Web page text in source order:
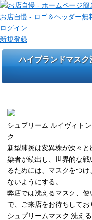
お店自慢 - ロゴ＆ヘッダー無
ログイン
新規登録
ハイブランドマス
シュプリーム ルイヴィト
ク
新型肺炎は変異株が次々
染者が続出し、世界的な
るためには、マスクをつ
ないようにする。
弊店では洗えるマスク、
で、ご来店をお待ちしてお
シュプリームマスク 洗え